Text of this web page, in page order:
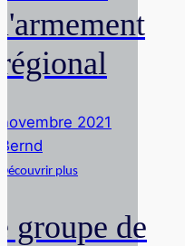
l'armement
régional
novembre 2021
Bernd
Découvrir plus
groupe de